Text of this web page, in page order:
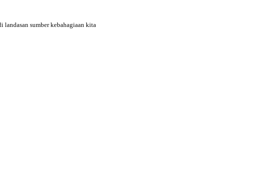
landasan sumber kebahagiaan kita